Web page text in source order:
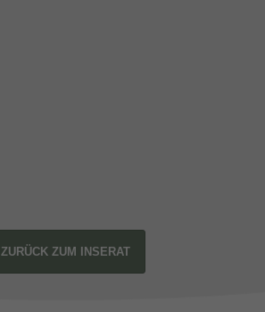
ZURÜCK ZUM INSERAT